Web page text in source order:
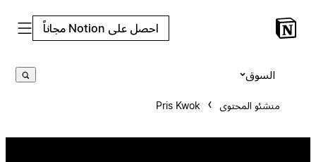
احصل على Notion مجاناً
منشئو المحتوى Pris Kwok